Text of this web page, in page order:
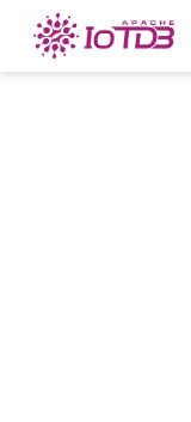
跳
至
主